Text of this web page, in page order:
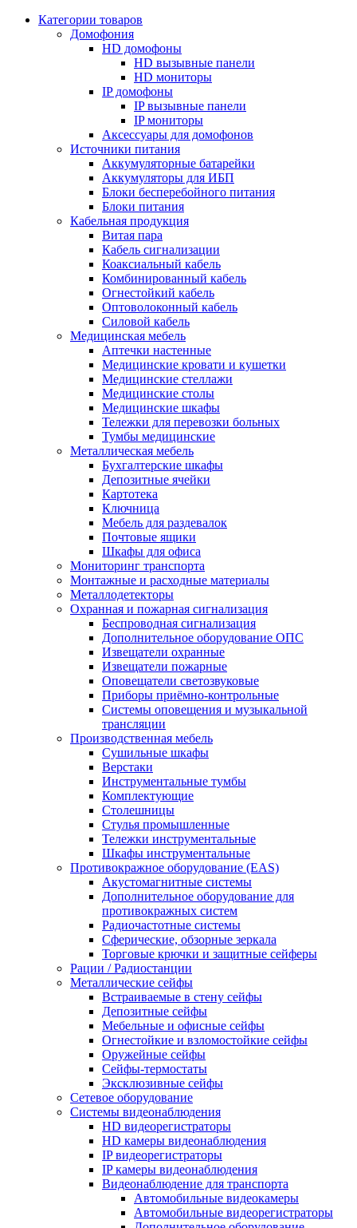
Категории товаров
Домофония
HD домофоны
HD вызывные панели
HD мониторы
IP домофоны
IP вызывные панели
IP мониторы
Аксессуары для домофонов
Источники питания
Аккумуляторные батарейки
Аккумуляторы для ИБП
Блоки бесперебойного питания
Блоки питания
Кабельная продукция
Витая пара
Кабель сигнализации
Коаксиальный кабель
Комбинированный кабель
Огнестойкий кабель
Оптоволоконный кабель
Силовой кабель
Медицинская мебель
Аптечки настенные
Медицинские кровати и кушетки
Медицинские стеллажи
Медицинские столы
Медицинские шкафы
Тележки для перевозки больных
Тумбы медицинские
Металлическая мебель
Бухгалтерские шкафы
Депозитные ячейки
Картотека
Ключница
Мебель для раздевалок
Почтовые ящики
Шкафы для офиса
Мониторинг транспорта
Монтажные и расходные материалы
Металлодетекторы
Охранная и пожарная сигнализация
Беспроводная сигнализация
Дополнительное оборудование ОПС
Извещатели охранные
Извещатели пожарные
Оповещатели светозвуковые
Приборы приёмно-контрольные
Системы оповещения и музыкальной
трансляции
Производственная мебель
Cушильные шкафы
Верстаки
Инструментальные тумбы
Комплектующие
Столешницы
Стулья промышленные
Тележки инструментальные
Шкафы инструментальные
Противокражное оборудование (EAS)
Акустомагнитные системы
Дополнительное оборудование для
противокражных систем
Радиочастотные системы
Сферические, обзорные зеркала
Торговые крючки и защитные сейферы
Рации / Радиостанции
Металлические сейфы
Встраиваемые в стену сейфы
Депозитные сейфы
Мебельные и офисные сейфы
Огнестойкие и взломостойкие сейфы
Оружейные сейфы
Сейфы-термостаты
Эксклюзивные сейфы
Сетевое оборудование
Системы видеонаблюдения
HD видеорегистраторы
HD камеры видеонаблюдения
IP видеорегистраторы
IP камеры видеонаблюдения
Видеонаблюдение для транспорта
Автомобильные видеокамеры
Автомобильные видеорегистраторы